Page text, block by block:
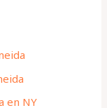
en NY